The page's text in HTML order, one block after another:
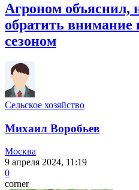
Агроном объяснил,
обратить внимание
сезоном
Сельское хозяйство
Михаил Воробьев
Москва
9 апреля 2024, 11:19
0
corner